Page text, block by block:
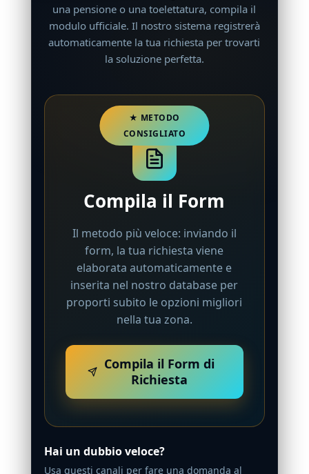
una pensione o una toelettatura, compila il
modulo ufficiale. Il nostro sistema registrerà
automaticamente la tua richiesta per trovarti
la soluzione perfetta.
Compila il Form
Il metodo più veloce: inviando il
form, la tua richiesta viene
elaborata automaticamente e
inserita nel nostro database per
proporti subito le opzioni migliori
nella tua zona.
Compila il Form di
Richiesta
Hai un dubbio veloce?
Usa questi canali per fare una domanda al